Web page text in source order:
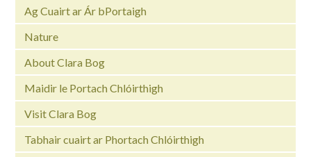
Ag Cuairt ar Ár bPortaigh
Nature
About Clara Bog
Maidir le Portach Chlóirthigh
Visit Clara Bog
Tabhair cuairt ar Phortach Chlóirthigh